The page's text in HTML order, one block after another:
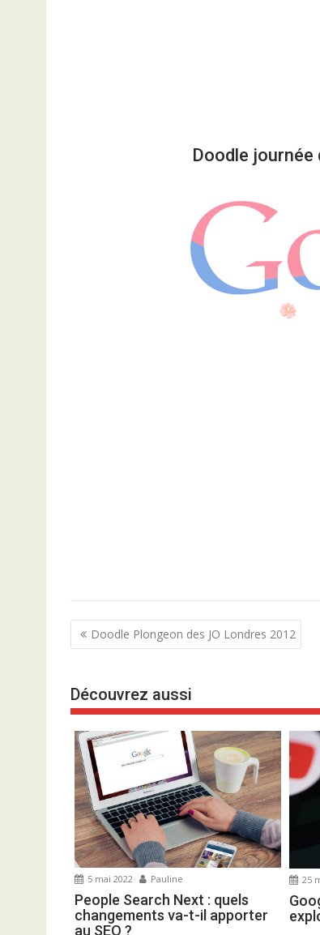
Doodle journée
N
a
i
g
a
t
i
o
n
d
e
l
a
Doodle Plongeon des JO Londres 2012
Découvrez aussi
5 mai 2022 Pauline
People Search Next : quels
changements va-t-il apporter
au SEO ?
25